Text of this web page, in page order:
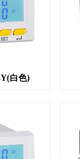
白色)